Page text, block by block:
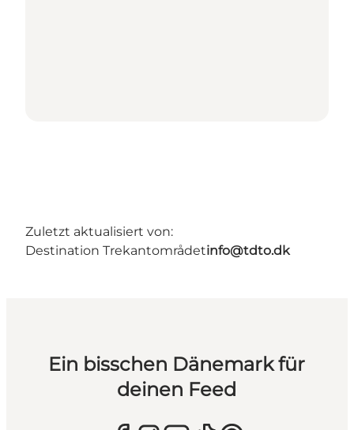
Zuletzt aktualisiert von:
Destination Trekantområdetinfo@tdto.dk
Ein bisschen Dänemark für
deinen Feed